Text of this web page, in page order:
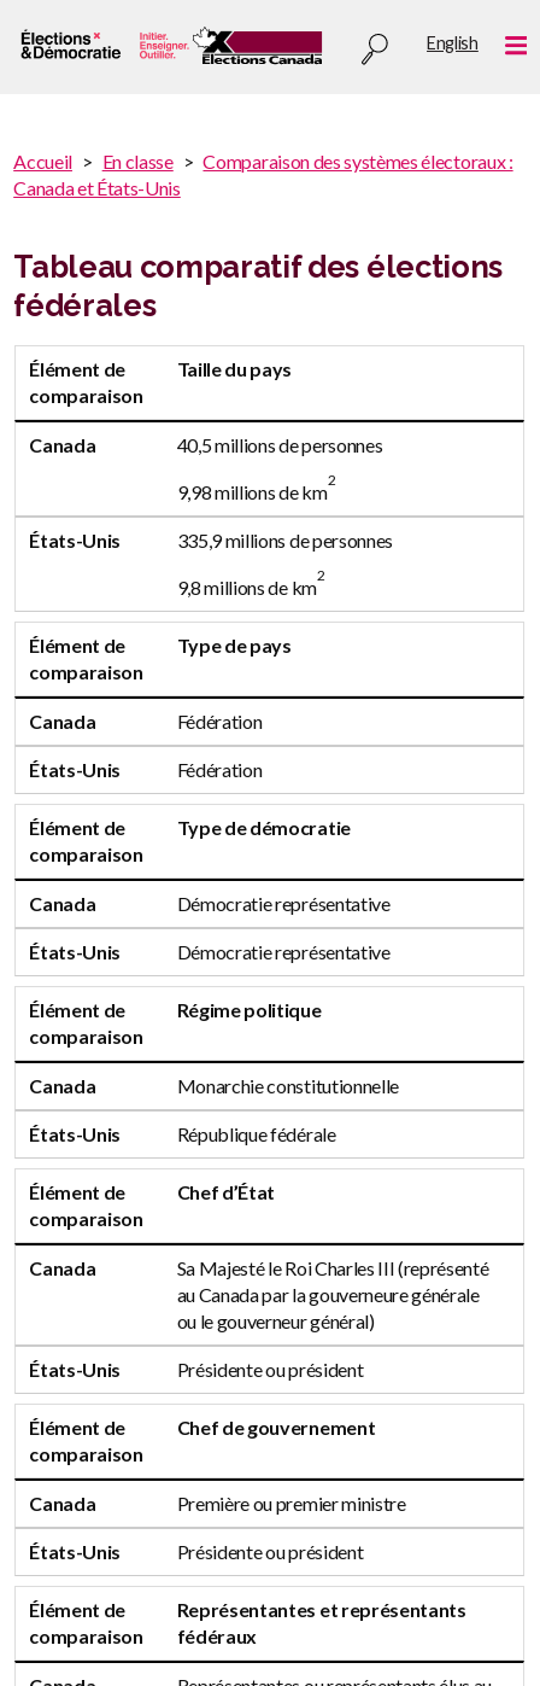
au
Utility
English
You
here
You
are
Accueil En classe
Comparaison des systèmes électoraux :
Canada et États-Unis
Tableau comparatif des élections
fédérales
Élément de
comparaison
Taille du pays
Canada 40,5 millions de personnes
9,98 millions de km
2
États-Unis 335,9 millions de personnes
9,8 millions de km
2
Élément de
comparaison
Type de pays
Canada Fédération
États-Unis Fédération
Élément de
comparaison
Type de démocratie
Canada Démocratie représentative
États-Unis Démocratie représentative
Élément de
comparaison
Régime politique
Canada Monarchie constitutionnelle
États-Unis République fédérale
Élément de
comparaison
Chef d’État
Canada
Sa Majesté le Roi Charles III (représenté
au Canada par la gouverneure générale
ou le gouverneur général)
États-Unis Présidente ou président
Élément de
comparaison
Chef de gouvernement
Canada Première ou premier ministre
États-Unis Présidente ou président
Élément de
comparaison
Représentantes et représentants
fédéraux